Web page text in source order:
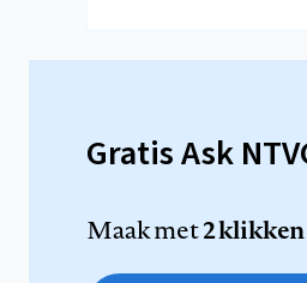
Gratis Ask
Maak met2 klikken